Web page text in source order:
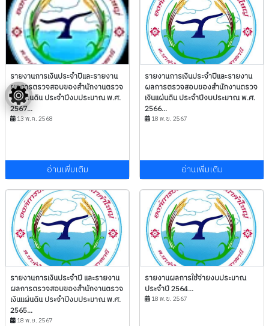
รายงานการเงินประจำปีและรายงาน
ผลการตรวจสอบของสำนักงานตรวจ
เงินแผ่นดิน ประจำปีงบประมาณ พ.ศ.
2567...
13 พ.ค. 2568
อ่านเพิ่มเติม
รายงานการเงินประจำปีและรายงาน
ผลการตรวจสอบของสำนักงานตรวจ
เงินแผ่นดิน ประจำปีงบประมาณ พ.ศ.
2566...
18 พ.ย. 2567
อ่านเพิ่มเติม
รายงานการเงินประจำปี และรายงาน
ผลการตรวจสอบของสำนักงานตรวจ
เงินแผ่นดิน ประจำปีงบประมาณ พ.ศ.
2565...
18 พ.ย. 2567
รายงานผลการใช้จ่ายงบประมาณ
ประจำปี 2564...
18 พ.ย. 2567